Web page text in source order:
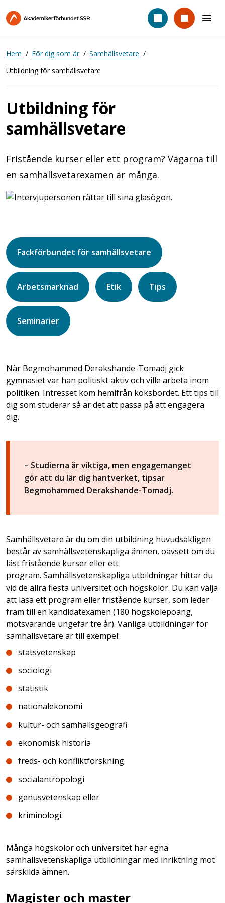
till
Hem För dig som är
Samhällsvetare
Utbildning för samhällsvetare
Utbildning för
samhällsvetare
Fristående kurser eller ett program? Vägarna till
en samhällsvetarexamen är många.
Fackförbundet för samhällsvetare
Arbetsmarknad Etik Tips
Seminarier
När Begmohammed Derakshande-Tomadj gick
gymnasiet var han politiskt aktiv och ville arbeta inom
politiken. Intresset kom hemifrån köksbordet. Ett tips till
dig som studerar så är det att passa på att engagera
dig.
– Studierna är viktiga, men engagemanget
gör att du lär dig hantverket, tipsar
Begmohammed Derakshande-Tomadj.
Samhällsvetare är du om din utbildning huvudsakligen
består av samhällsvetenskapliga ämnen, oavsett om du
läst fristående kurser eller ett
program. Samhällsvetenskapliga utbildningar hittar du
vid de allra flesta universitet och högskolor. Du kan välja
att läsa ett program eller fristående kurser, som leder
fram till en kandidatexamen (180 högskolepoäng,
motsvarande ungefär tre år). Vanliga utbildningar för
samhällsvetare är till exempel:
statsvetenskap
sociologi
statistik
nationalekonomi
kultur- och samhällsgeografi
ekonomisk historia
freds- och konfliktforskning
socialantropologi
genusvetenskap eller
kriminologi.
Många högskolor och universitet har egna
samhällsvetenskapliga utbildningar med inriktning mot
särskilda ämnen.
Magister och master